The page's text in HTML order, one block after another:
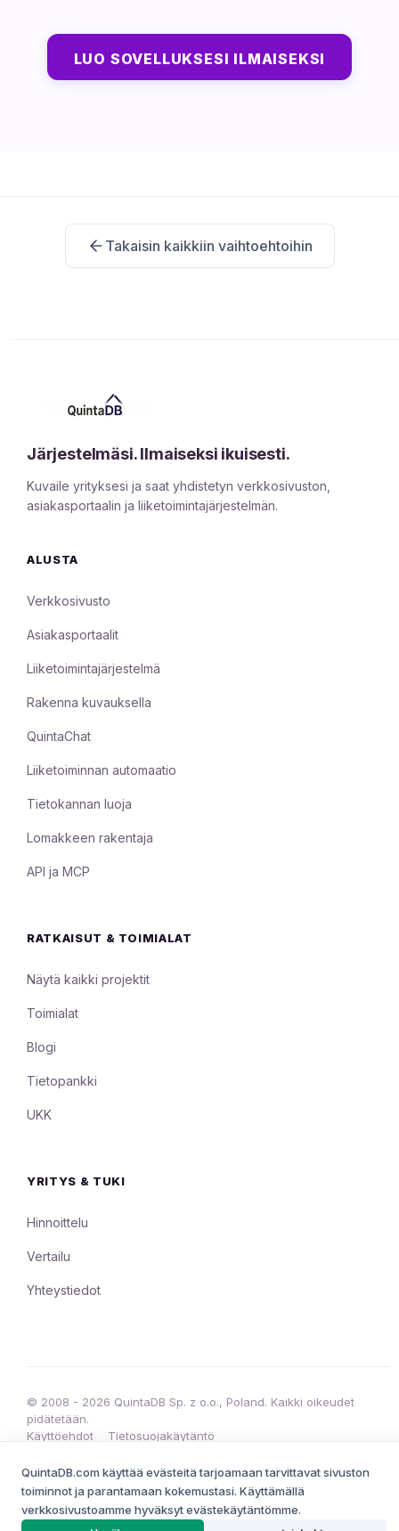
LUO SOVELLUKSESI ILMAISEKSI
Takaisin kaikkiin vaihtoehtoihin
Järjestelmäsi. Ilmaiseksi ikuisesti.
Kuvaile yrityksesi ja saat yhdistetyn verkkosivuston,
asiakasportaalin ja liiketoimintajärjestelmän.
ALUSTA
Verkkosivusto
Asiakasportaalit
Liiketoimintajärjestelmä
Rakenna kuvauksella
QuintaChat
Liiketoiminnan automaatio
Tietokannan luoja
Lomakkeen rakentaja
API ja MCP
RATKAISUT & TOIMIALAT
Näytä kaikki projektit
Toimialat
Blogi
Tietopankki
UKK
YRITYS & TUKI
Hinnoittelu
Vertailu
Yhteystiedot
© 2008 - 2026 QuintaDB Sp. z o.o., Poland. Kaikki oikeudet
pidätetään.
Käyttöehdot
•
Tietosuojakäytäntö
PROJEKTINLUOJA
QuintaDB.com käyttää evästeitä tarjoamaan tarvittavat sivuston
toiminnot ja parantamaan kokemustasi. Käyttämällä
verkkosivustoamme hyväksyt evästekäytäntömme.